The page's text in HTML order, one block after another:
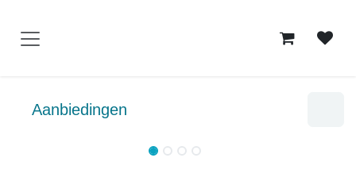
Aanbiedingen